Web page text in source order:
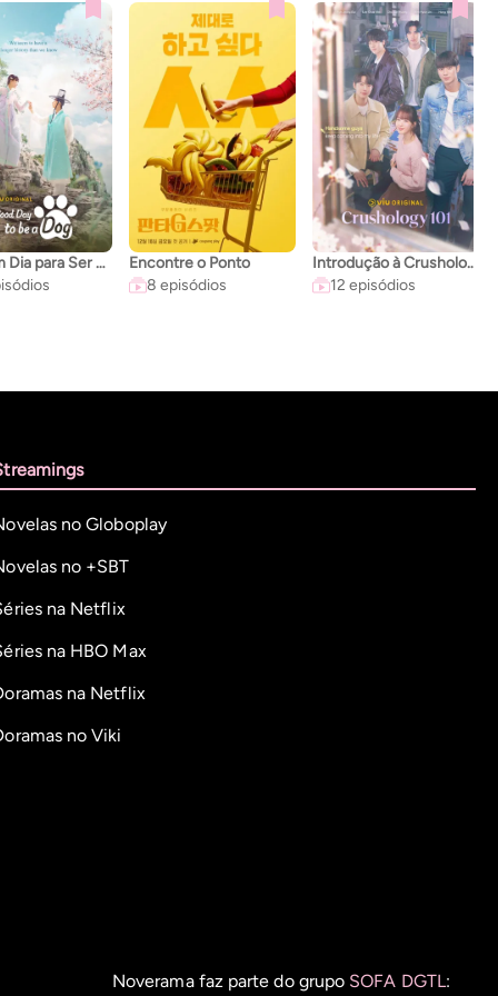
Um Bom Dia para Ser um Cachorro
Encontre o Ponto
8 episódios
Introdução à Crushologia
12 episódios
no Globoplay
no +SBT
na Netflix
na HBO Max
na Netflix
no Viki
Noverama faz parte do grupo SOFA DGTL: